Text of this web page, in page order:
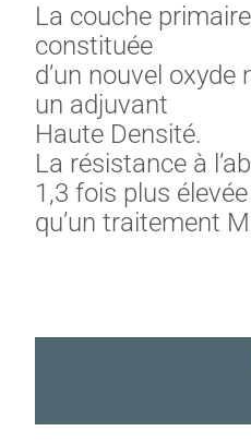
La couche
constituée
d’un nouvel oxyde
un adjuvant
Haute Densité.
La résistance à
1,3 fois plus élevée
qu’un traitement